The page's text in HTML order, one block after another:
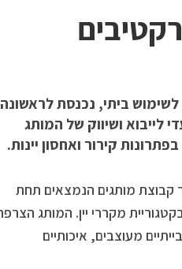
ביתי, נכנסת לראשונה
לייבוא ושיווק של המותג
קבוצת מותגים הנמצאים תחת
יין בייתיים מעוצבים, איכותיים